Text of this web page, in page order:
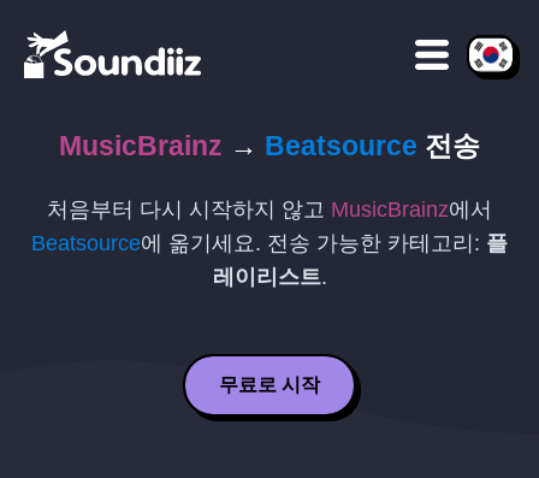
MusicBrainz → Beatsource 전송
처음부터 다시 시작하지 않고 MusicBrainz에서
Beatsource에 옮기세요. 전송 가능한 카테고리: 플
레이리스트.
무료로 시작